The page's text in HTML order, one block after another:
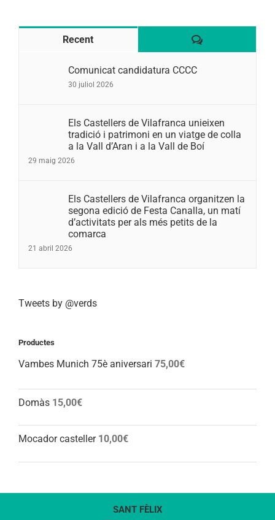
Recent Comentaris
Comunicat candidatura CCCC
30 juliol 2026
Els Castellers de Vilafranca unieixen
tradició i patrimoni en un viatge de colla
a la Vall d’Aran i a la Vall de Boí
29 maig 2026
Els Castellers de Vilafranca organitzen la
segona edició de Festa Canalla, un matí
d’activitats per als més petits de la
comarca
21 abril 2026
Tweets by @verds
Productes
Vambes Munich 75è aniversari 75,00€
Domàs 15,00€
Mocador casteller 10,00€
SANT FÈLIX